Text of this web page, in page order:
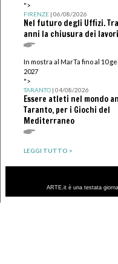
">
FIRENZE| 06/08/2026
Nel futuro degli Uffizi.
anni la chiusura dei lavori
In mostra al MarTa fino al 10
2027
">
TARANTO| 04/08/2026
Essere atleti nel mondo
Taranto, per i Giochi del
Mediterraneo
LEGGI TUTTO >
ARTE.it è una testata